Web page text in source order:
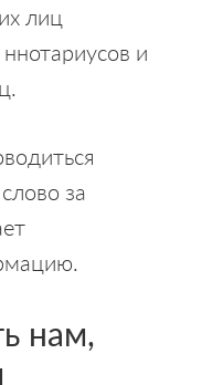
лиц
и
за
нам,